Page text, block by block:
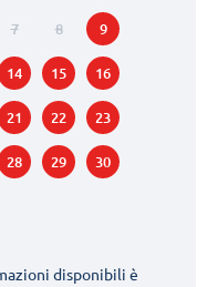
disponibili è
7 8 9
14 15 16
21 22 23
28 29 30